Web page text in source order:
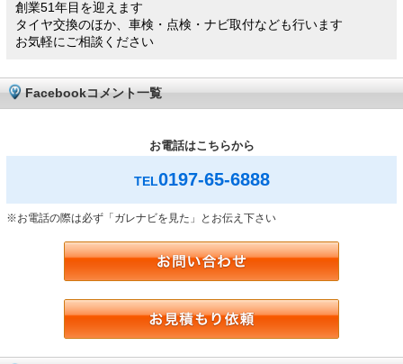
創業51年目を迎えます
タイヤ交換のほか、車検・点検・ナビ取付なども行います
お気軽にご相談ください
Facebookコメント一覧
お電話はこちらから
TEL0197-65-6888
※お電話の際は必ず「ガレナビを見た」とお伝え下さい